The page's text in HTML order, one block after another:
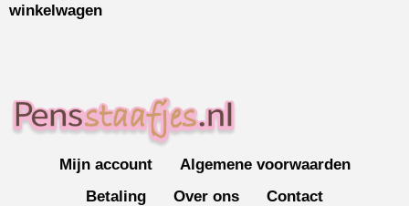
winkelwagen
Mijn account
Algemene voorwaarden
Betaling
Over ons Contact